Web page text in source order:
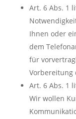
Art. 6 Abs. 1
Ihnen oder
dem
für
Vorbereitung
Art. 6 Abs. 1
Wir wollen